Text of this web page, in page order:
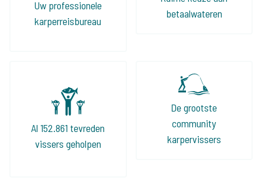
Uw professionele
karperreisbureau
betaalwateren
Al 152.861 tevreden
vissers geholpen
De grootste
community
karpervissers